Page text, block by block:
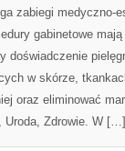
zabiegi medyczno-
gabinetowe
doświadczenie
w skórze,
oraz eliminować
Uroda, Zdrowie. W […]